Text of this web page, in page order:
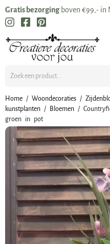
Gratis bezorging boven €99,- in
Home / Woondecoraties /
kunstplanten / Bloemen /
groen in pot